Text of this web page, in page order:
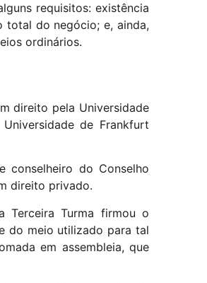
requisitos: existência
total do negócio; e, ainda,
ordinários.
direito pela Universidade
de Frankfurt
conselheiro do Conselho
direito privado.
Terceira Turma firmou o
do meio utilizado para tal
em assembleia, que